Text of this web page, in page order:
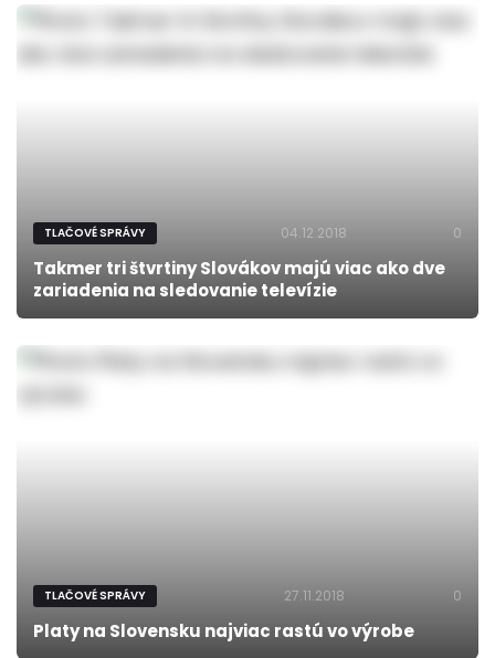
TLAČOVÉ SPRÁVY 04.12.2018 0
Takmer tri štvrtiny Slovákov majú viac ako dve
zariadenia na sledovanie televízie
TLAČOVÉ SPRÁVY 27.11.2018 0
Platy na Slovensku najviac rastú vo výrobe